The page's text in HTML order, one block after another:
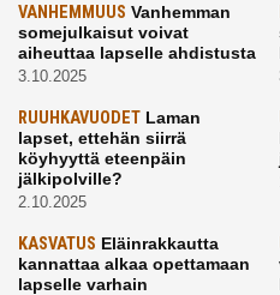
VANHEMMUUS Vanhemman
somejulkaisut voivat
aiheuttaa lapselle ahdistusta
3.10.2025
RUUHKAVUODET Laman
lapset, ettehän siirrä
köyhyyttä eteenpäin
jälkipolville?
2.10.2025
KASVATUS Eläinrakkautta
kannattaa alkaa opettamaan
lapselle varhain